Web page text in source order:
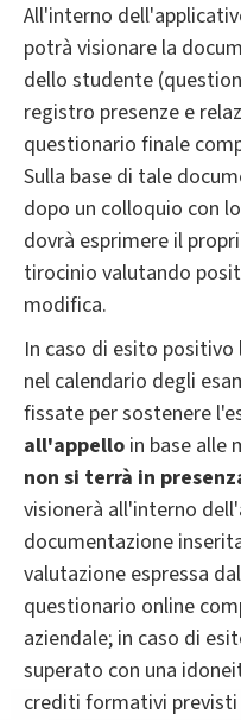
All'interno
potrà visionare la
dello studente
registro presenze e
questionario finale
Sulla base di tale
dopo un colloquio con
dovrà esprimere il
tirocinio valutando
modifica.
In caso di esito
nel calendario degli
fissate per sostenere
all'appello in base alle
non si terrà in
visionerà all'interno
documentazione
valutazione espressa
questionario online
aziendale; in caso di
superato con una
crediti formativi